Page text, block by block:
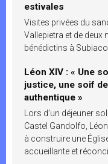
estivales
Visites privées du
Vallepietra et de deux
bénédictins à Subiaco
Léon XIV : « Une
justice, une soif
authentique »
Lors d’un déjeuner
Castel Gandolfo,
à construire une
accueillante et